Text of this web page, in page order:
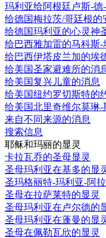
玛利亚给阿根廷卢斯-德
给德国梅拉茨/哥廷根的
给德国玛利亚的心灵神
给巴西雅加雷的马科斯-
给巴西伊塔皮兰加的埃
给美国圣家避难所的消
给美国复兴儿童的消息
给美国纽约罗切斯特的
给美国北里奇维尔莫琳-
来自不同来源的消息
搜索信息
耶稣和玛丽的显灵
卡拉瓦乔的圣母显灵
圣母玛利亚在基多的显
圣玛格丽特-玛利亚-阿
圣母在拉萨莱特的显灵
圣母玛利亚在卢尔德的
圣母玛利亚在蓬曼的显
圣母在佩勒瓦欣的显灵